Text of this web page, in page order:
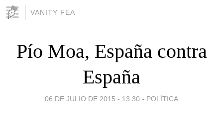
VANITY FEA
Pío Moa, España contra
España
06 DE JULIO DE 2015 - 13:30 - POLÍTICA